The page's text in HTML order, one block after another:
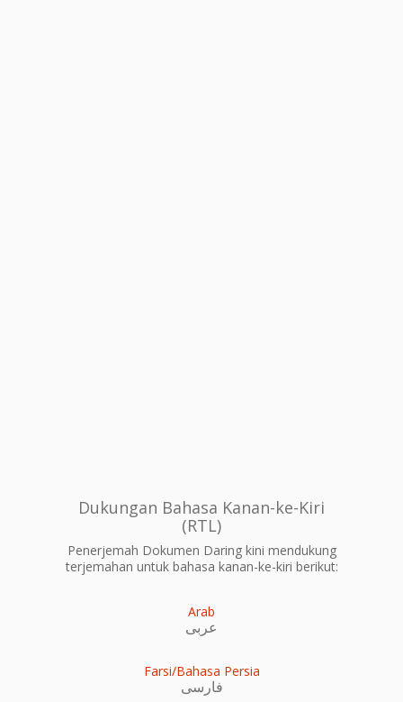
Dukungan Bahasa Kanan-ke-Kiri
(RTL)
Penerjemah Dokumen Daring kini mendukung
terjemahan untuk bahasa kanan-ke-kiri berikut:
Arab
عربى
Farsi/Bahasa Persia
فارسی